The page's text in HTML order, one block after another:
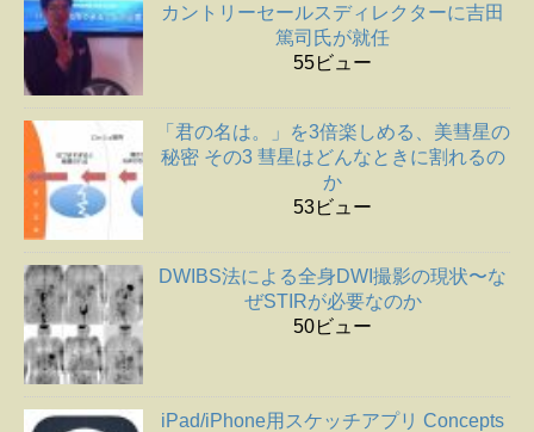
カントリーセールスディレクターに吉田
篤司氏が就任
55ビュー
「君の名は。」を3倍楽しめる、美彗星の
秘密 その3 彗星はどんなときに割れるの
か
53ビュー
DWIBS法による全身DWI撮影の現状〜な
ぜSTIRが必要なのか
50ビュー
iPad/iPhone用スケッチアプリ Concepts